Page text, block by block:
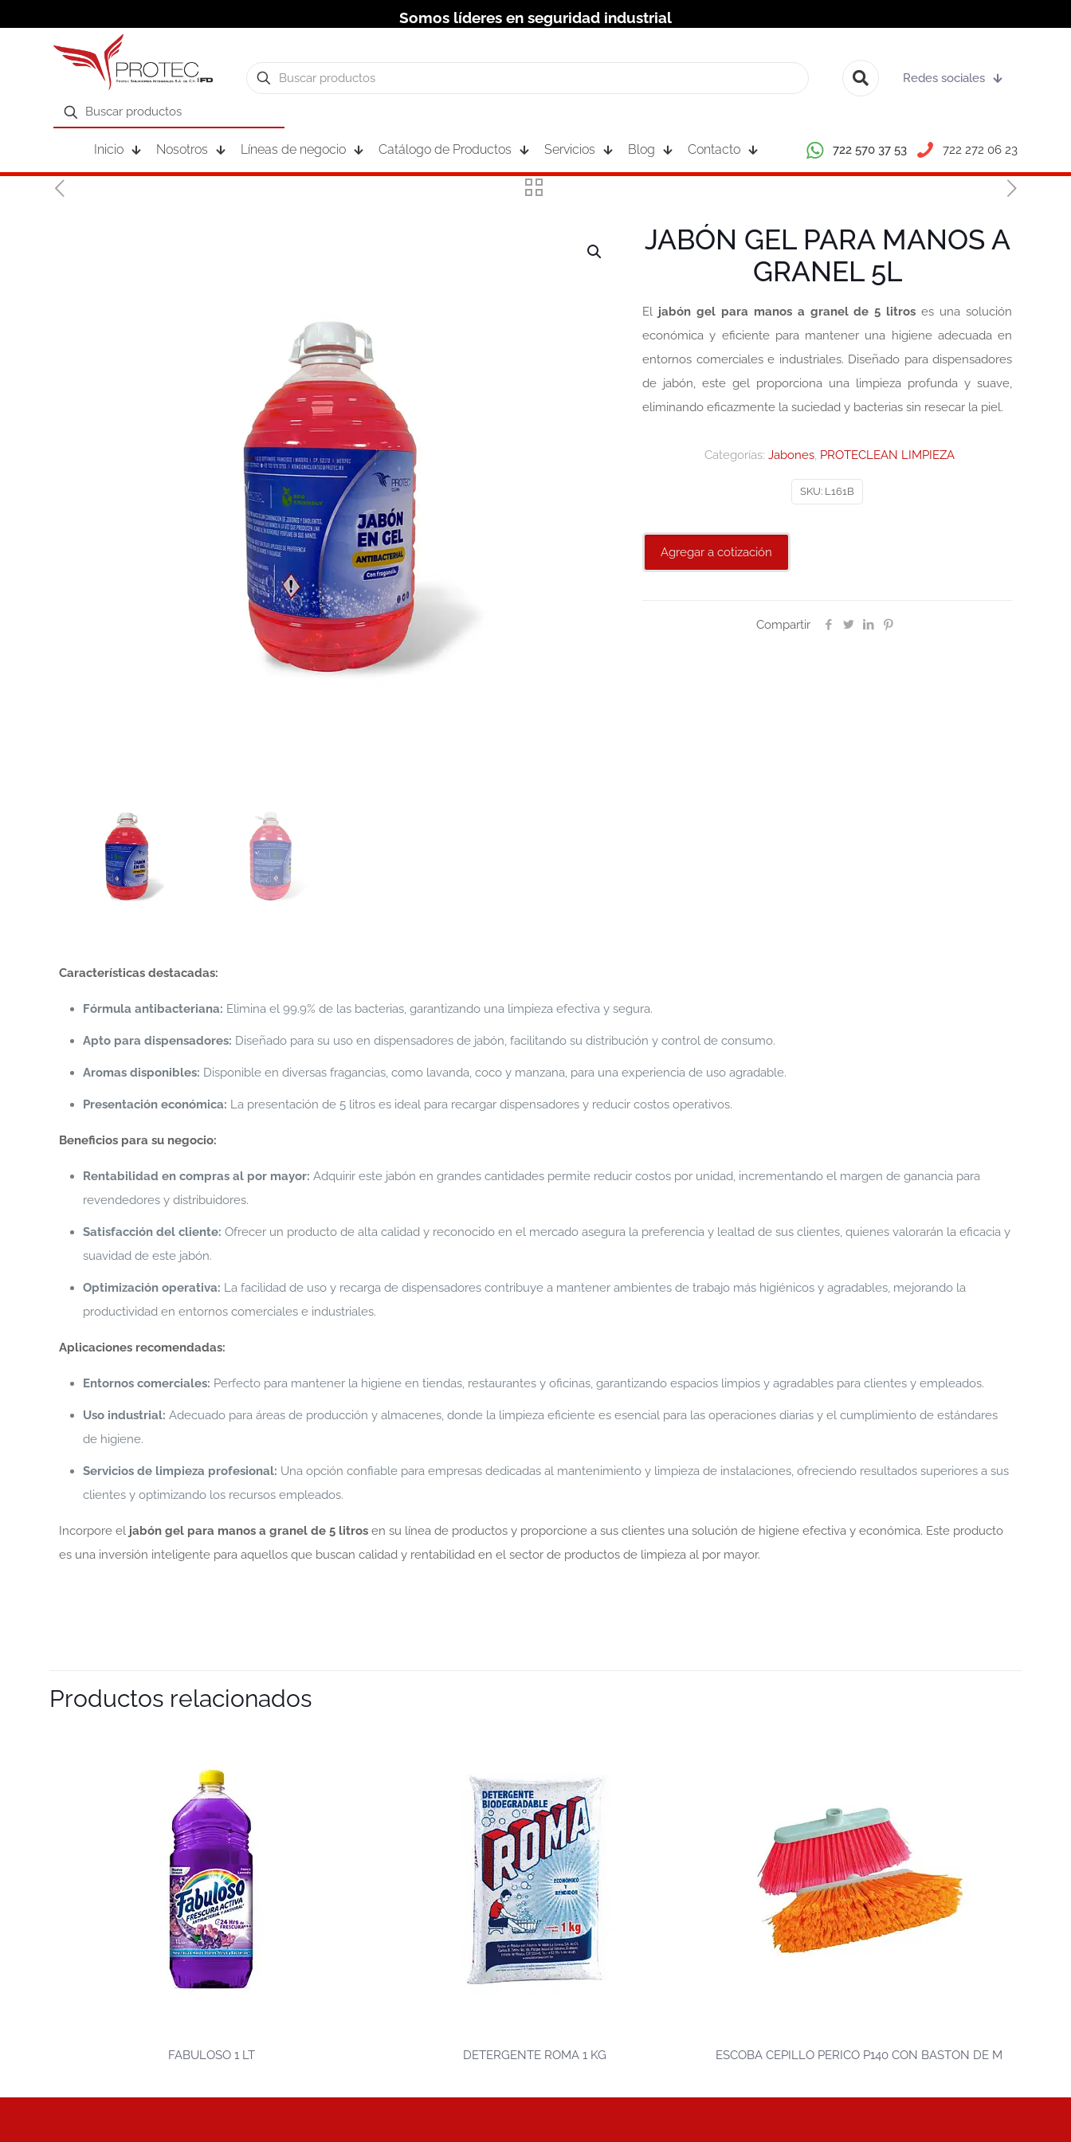
Somos líderes en seguridad industrial
Redes sociales
Inicio Nosotros Líneas de negocio Catálogo de Productos Servicios Blog Contacto 722 570 37 53 722 272 06 23
JABÓN GEL PARA MANOS A
GRANEL 5L
El jabón gel para manos a granel de 5 litros es una solución
económica y eficiente para mantener una higiene adecuada en
entornos comerciales e industriales. Diseñado para dispensadores
de jabón, este gel proporciona una limpieza profunda y suave,
eliminando eficazmente la suciedad y bacterias sin resecar la piel.
SKU: L161B
Categorías: Jabones, PROTECLEAN LIMPIEZA
Agregar a cotización
Compartir
Características destacadas:
Fórmula antibacteriana: Elimina el 99.9% de las bacterias, garantizando una limpieza efectiva y segura.
Apto para dispensadores: Diseñado para su uso en dispensadores de jabón, facilitando su distribución y control de consumo.
Aromas disponibles: Disponible en diversas fragancias, como lavanda, coco y manzana, para una experiencia de uso agradable.
Presentación económica: La presentación de 5 litros es ideal para recargar dispensadores y reducir costos operativos.
Beneficios para su negocio:
Rentabilidad en compras al por mayor: Adquirir este jabón en grandes cantidades permite reducir costos por unidad, incrementando el margen de ganancia para
revendedores y distribuidores.
Satisfacción del cliente: Ofrecer un producto de alta calidad y reconocido en el mercado asegura la preferencia y lealtad de sus clientes, quienes valorarán la eficacia y
suavidad de este jabón.
Optimización operativa: La facilidad de uso y recarga de dispensadores contribuye a mantener ambientes de trabajo más higiénicos y agradables, mejorando la
productividad en entornos comerciales e industriales.
Aplicaciones recomendadas:
Entornos comerciales: Perfecto para mantener la higiene en tiendas, restaurantes y oficinas, garantizando espacios limpios y agradables para clientes y empleados.
Uso industrial: Adecuado para áreas de producción y almacenes, donde la limpieza eficiente es esencial para las operaciones diarias y el cumplimiento de estándares
de higiene.
Servicios de limpieza profesional: Una opción confiable para empresas dedicadas al mantenimiento y limpieza de instalaciones, ofreciendo resultados superiores a sus
clientes y optimizando los recursos empleados.
Incorpore el jabón gel para manos a granel de 5 litros en su línea de productos y proporcione a sus clientes una solución de higiene efectiva y económica. Este producto
es una inversión inteligente para aquellos que buscan calidad y rentabilidad en el sector de productos de limpieza al por mayor.
Productos relacionados
FABULOSO 1 LT DETERGENTE ROMA 1 KG ESCOBA CEPILLO PERICO P140 CON BASTON DE M